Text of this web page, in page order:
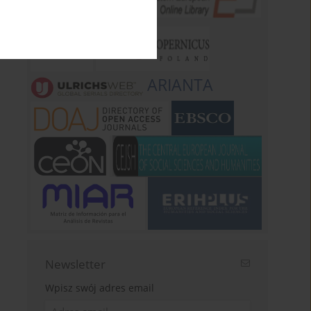
ARIANTA
Newsletter
Wpisz swój adres email